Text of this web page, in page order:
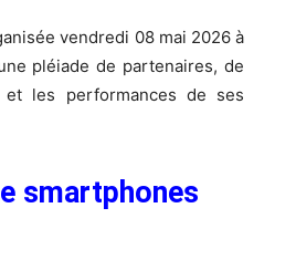
vendredi 08 mai 2026 à
pléiade de partenaires, de
et les performances de ses
smartphones